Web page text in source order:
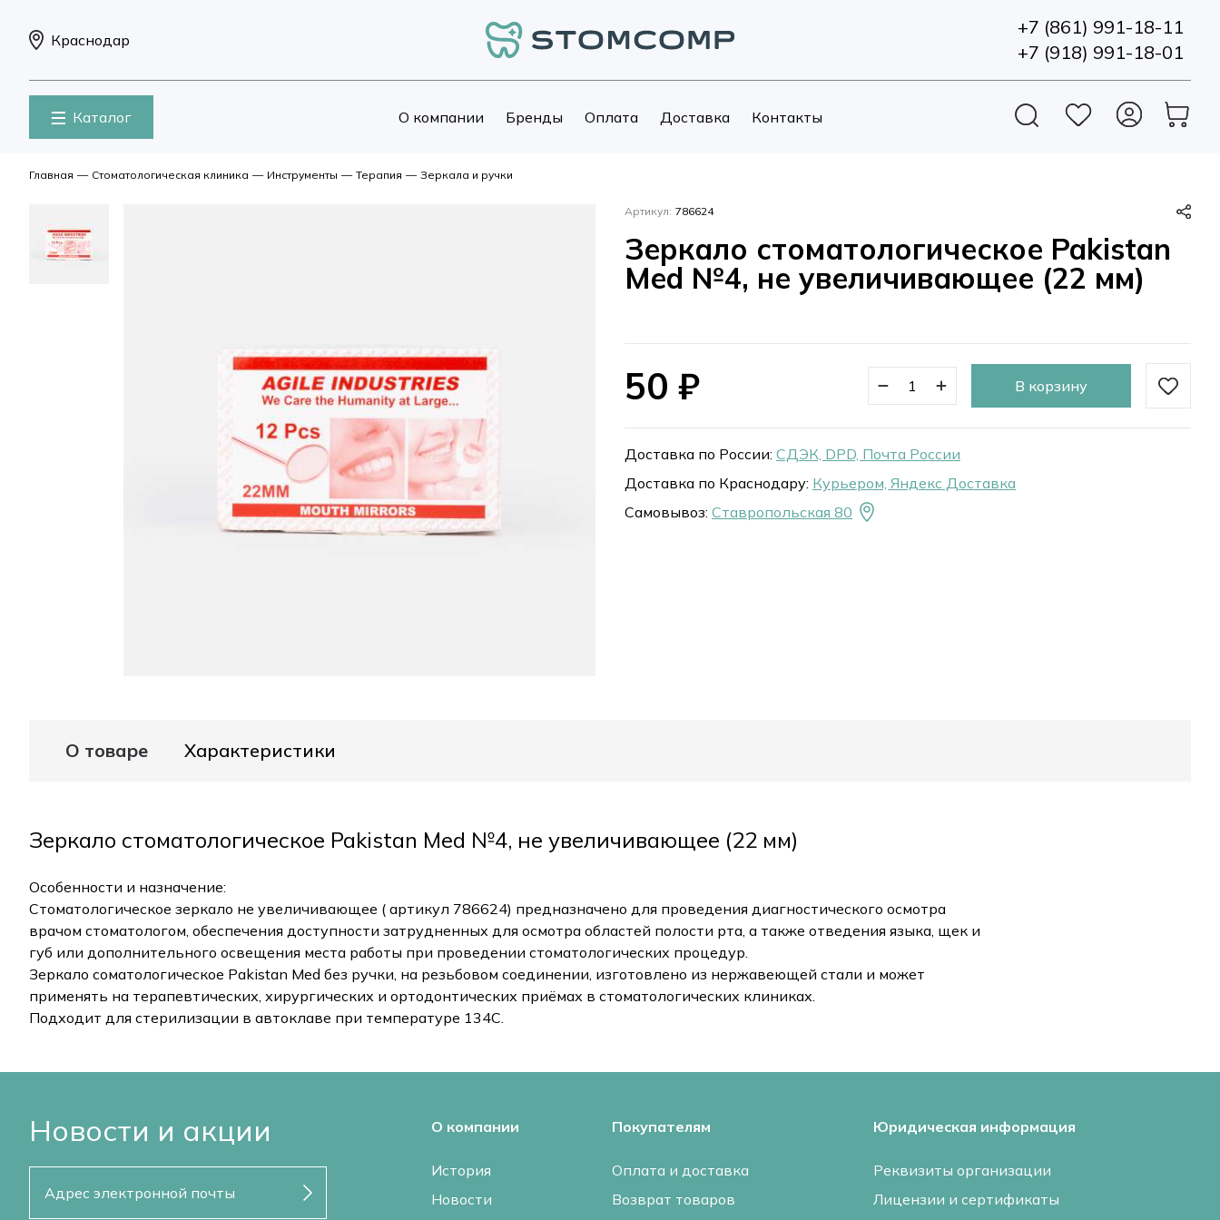
Краснодар
+7 (861) 991-18-11
+7 (918) 991-18-01
Каталог О компании Бренды Оплата Доставка Контакты
Главная — Стоматологическая клиника — Инструменты — Терапия — Зеркала и ручки
Артикул: 786624
Зеркало стоматологическое Pakistan
Med №4, не увеличивающее (22 мм)
50 ₽ В корзину
Доставка по России: СДЭК, DPD, Почта России
Доставка по Краснодару: Курьером, Яндекс Доставка
Самовывоз: Ставропольская 80
О товаре Характеристики
Зеркало стоматологическое Pakistan Med №4, не увеличивающее (22 мм)
Особенности и назначение:
Стоматологическое зеркало не увеличивающее ( артикул 786624) предназначено для проведения диагностического осмотра
врачом стоматологом, обеспечения доступности затрудненных для осмотра областей полости рта, а также отведения языка, щек и
губ или дополнительного освещения места работы при проведении стоматологических процедур.
Зеркало соматологическое Pakistan Med без ручки, на резьбовом соединении, изготовлено из нержавеющей стали и может
применять на терапевтических, хирургических и ортодонтических приёмах в стоматологических клиниках.
Подходит для стерилизации в автоклаве при температуре 134С.
Новости и акции О компании
История
Новости
Покупателям
Оплата и доставка
Возврат товаров
Юридическая информация
Реквизиты организации
Лицензии и сертификаты